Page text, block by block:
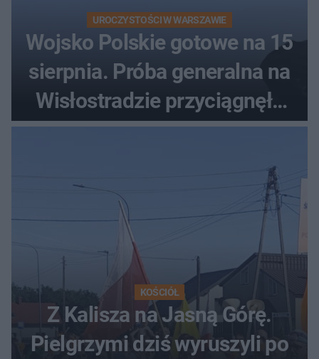
UROCZYSTOŚCI W WARSZAWIE
Wojsko Polskie gotowe na 15
sierpnia. Próba generalna na
Wisłostradzie przyciągnęła
tłumy
KOŚCIÓŁ
Z Kalisza na Jasną Górę.
Pielgrzymi dziś wyruszyli po